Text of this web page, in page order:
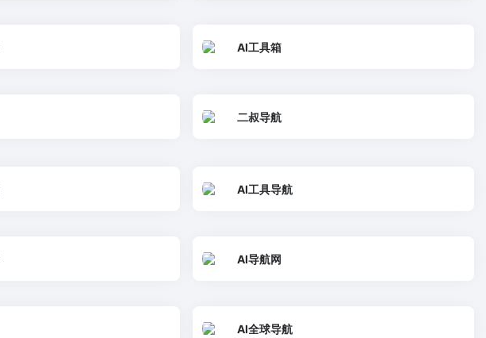
AI工具箱
二叔导航
AI工具导航
AI导航网
AI全球导航